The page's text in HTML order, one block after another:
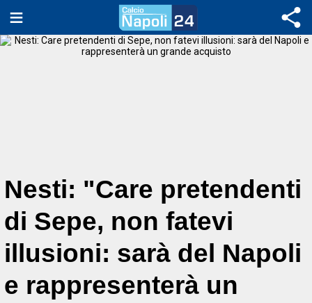
Nesti: "Care pretendenti
di Sepe, non fatevi
illusioni: sarà del Napoli
e rappresenterà un